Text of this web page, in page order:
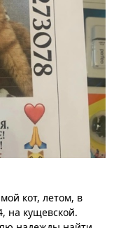
кот, летом, в
на кущевской.